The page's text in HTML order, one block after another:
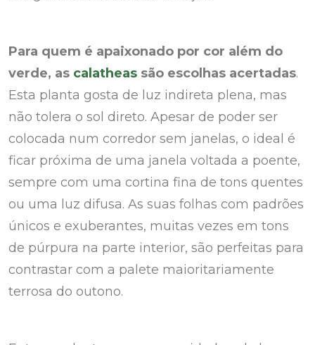
Para quem é apaixonado por cor além do
verde, as calatheas são escolhas acertadas.
Esta planta gosta de luz indireta plena, mas
não tolera o sol direto. Apesar de poder ser
colocada num corredor sem janelas, o ideal é
ficar próxima de uma janela voltada a poente,
sempre com uma cortina fina de tons quentes
ou uma luz difusa. As suas folhas com padrões
únicos e exuberantes, muitas vezes em tons
de púrpura na parte interior, são perfeitas para
contrastar com a palete maioritariamente
terrosa do outono.